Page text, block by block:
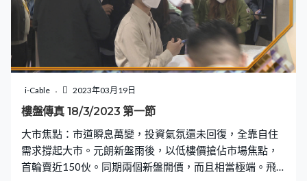
i-Cable 2023年03月19日
樓盤傳真 18/3/2023 第一節
大市焦點：市道瞬息萬變，投資氣氛還未回復，全靠自住
需求撐起大市。元朗新盤雨後，以低樓價搶佔市場焦點，
首輪賣近150伙。同期兩個新盤開價，而且相當極端。飛